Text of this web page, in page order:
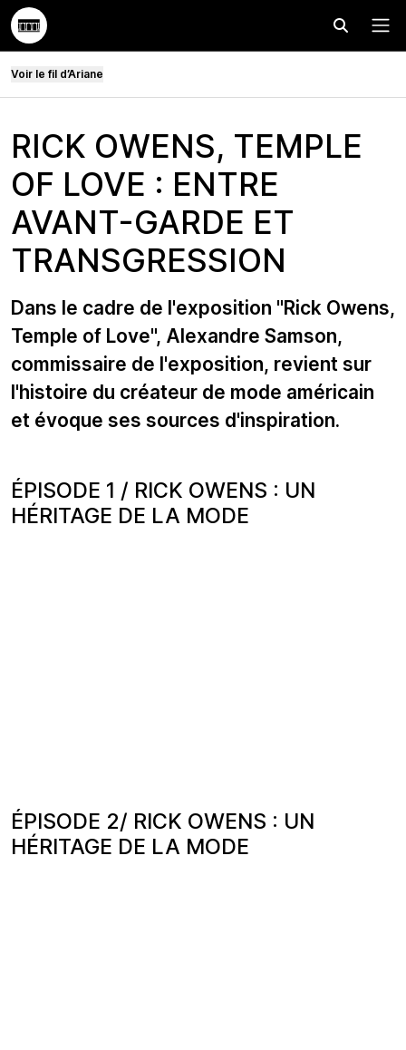
Voir le fil d’Ariane
RICK OWENS, TEMPLE
OF LOVE : ENTRE
AVANT-GARDE ET
TRANSGRESSION
Dans le cadre de l'exposition "Rick Owens,
Temple of Love", Alexandre Samson,
commissaire de l'exposition, revient sur
l'histoire du créateur de mode américain
et évoque ses sources d'inspiration.
ÉPISODE 1 / RICK OWENS : UN
HÉRITAGE DE LA MODE
ÉPISODE 2/ RICK OWENS : UN
HÉRITAGE DE LA MODE